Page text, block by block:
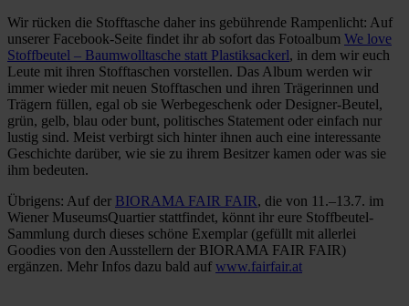
Wir rücken die Stofftasche daher ins gebührende Rampenlicht: Auf
unserer Facebook-Seite findet ihr ab sofort das Fotoalbum We love
Stoffbeutel – Baumwolltasche statt Plastiksackerl, in dem wir euch
Leute mit ihren Stofftaschen vorstellen. Das Album werden wir
immer wieder mit neuen Stofftaschen und ihren Trägerinnen und
Trägern füllen, egal ob sie Werbegeschenk oder Designer-Beutel,
grün, gelb, blau oder bunt, politisches Statement oder einfach nur
lustig sind. Meist verbirgt sich hinter ihnen auch eine interessante
Geschichte darüber, wie sie zu ihrem Besitzer kamen oder was sie
ihm bedeuten.
Übrigens: Auf der BIORAMA FAIR FAIR, die von 11.–13.7. im
Wiener MuseumsQuartier stattfindet, könnt ihr eure Stoffbeutel-
Sammlung durch dieses schöne Exemplar (gefüllt mit allerlei
Goodies von den Ausstellern der BIORAMA FAIR FAIR)
ergänzen. Mehr Infos dazu bald auf www.fairfair.at